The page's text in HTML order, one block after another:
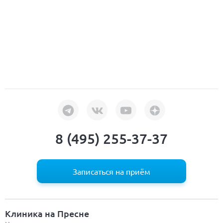
8 (495) 255-37-37
Записаться на приём
Клиника на Пресне